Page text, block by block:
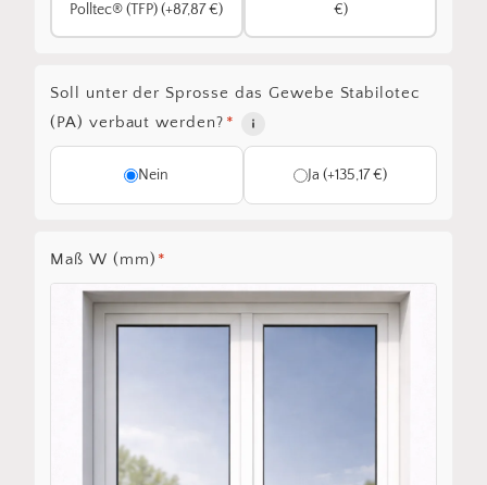
Polltec® (TFP) (+87,87 €)
€)
Soll unter der Sprosse das Gewebe Stabilotec
(PA) verbaut werden? *
Nein Ja (+135,17 €)
Maß W (mm) *